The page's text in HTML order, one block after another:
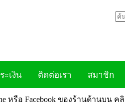
ะเงิน ติดต่อเรา สมาชิก
หรือ Facebook ของร้านด้านบน ค